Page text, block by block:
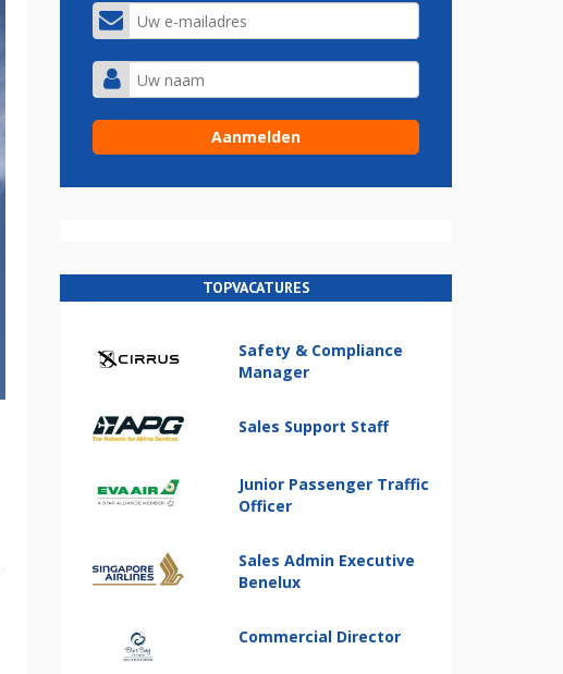
TOPVACATURES
Safety & Compliance
Manager
Sales Support Staff
Junior Passenger Traffic
Officer
Sales Admin Executive
Benelux
Commercial Director